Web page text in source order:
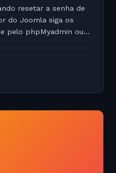
resetar a senha de
do Joomla siga os
pelo phpMyadmin ou